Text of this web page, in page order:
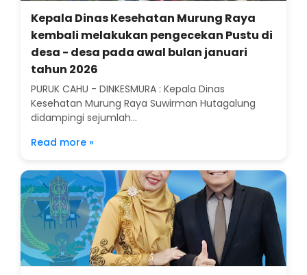
Kepala Dinas Kesehatan Murung Raya
kembali melakukan pengecekan Pustu di
desa - desa pada awal bulan januari
tahun 2026
PURUK CAHU - DINKESMURA : Kepala Dinas
Kesehatan Murung Raya Suwirman Hutagalung
didampingi sejumlah...
Read more »